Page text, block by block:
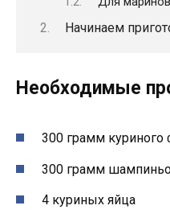
Начинаем
Необходимые
300 грамм куриного
300 грамм
4 куриных яйца